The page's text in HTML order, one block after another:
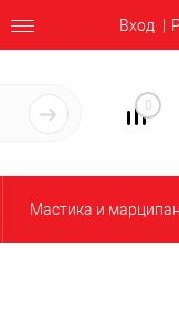
Вход
0
Мастика и марципан